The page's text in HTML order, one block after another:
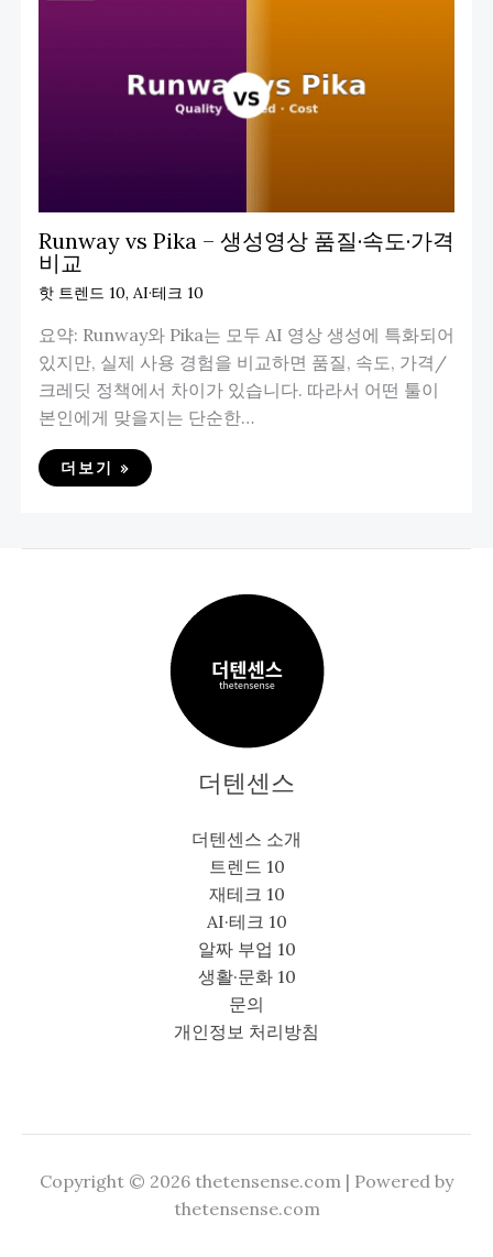
Runway vs Pika – 생성영상 품질·속도·가격
비교
핫 트렌드 10, AI·테크 10
요약: Runway와 Pika는 모두 AI 영상 생성에 특화되어
있지만, 실제 사용 경험을 비교하면 품질, 속도, 가격/
크레딧 정책에서 차이가 있습니다. 따라서 어떤 툴이
본인에게 맞을지는 단순한…
더보기 »
더텐센스
더텐센스 소개
트렌드 10
재테크 10
AI·테크 10
알짜 부업 10
생활·문화 10
문의
개인정보 처리방침
Copyright © 2026 thetensense.com | Powered by
thetensense.com